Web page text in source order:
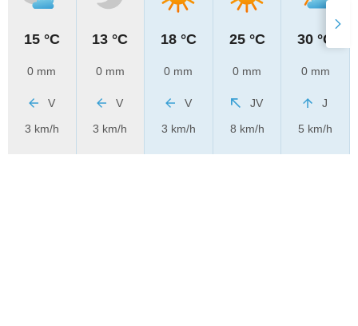
15 °C
0 mm
V
3 km/h
13 °C
0 mm
V
3 km/h
18 °C
0 mm
V
3 km/h
25 °C
0 mm
JV
8 km/h
30 °C
0 mm
J
5 km/h